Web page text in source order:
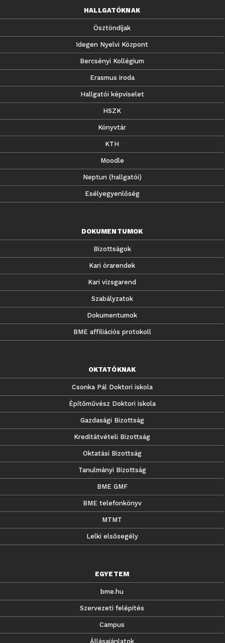
HALLGATÓKNAK
Ösztöndíjak
Idegen Nyelvi Központ
Bercsényi Kollégium
Erasmus iroda
Hallgatói képviselet
HSZK
Könyvtár
KTH
Moodle
Neptun (hallgatói)
Esélyegyenlőség
DOKUMENTUMOK
Bizottságok
Kari órarendek
Kari vizsgarend
Szabályzatok
Dokumentumok
BME affiliációs protokoll
OKTATÓKNAK
Csonka Pál Doktori iskola
Építőművész Doktori iskola
Gazdasági Bizottság
Kreditátvételi Bizottság
Oktatási Bizottság
Tanulmányi Bizottság
BME GMF
BME telefonkönyv
MTMT
Lelki elsősegély
EGYETEM
bme.hu
Szervezeti felépítés
Campus
Állásajánlatok